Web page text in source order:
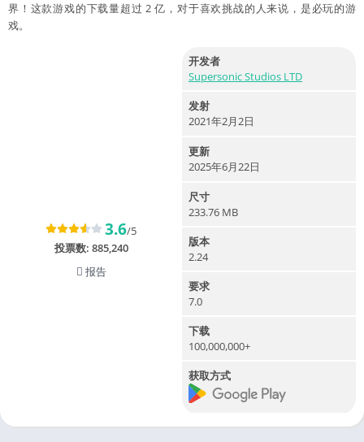
界！这款游戏的下载量超过 2 亿，对于喜欢挑战的人来说，是必玩的游
戏。
3.6/5
投票数: 885,240
报告
开发者
Supersonic Studios LTD
发射
2021年2月2日
更新
2025年6月22日
尺寸
233.76 MB
版本
2.24
要求
7.0
下载
100,000,000+
获取方式